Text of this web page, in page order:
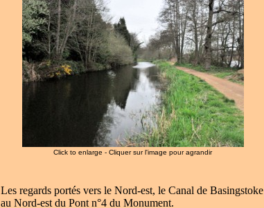
Click to enlarge - Cliquer sur l'image pour agrandir
Les regards portés vers le Nord-est, le Canal de Basingstoke
au Nord-est du Pont n°4 du Monument.